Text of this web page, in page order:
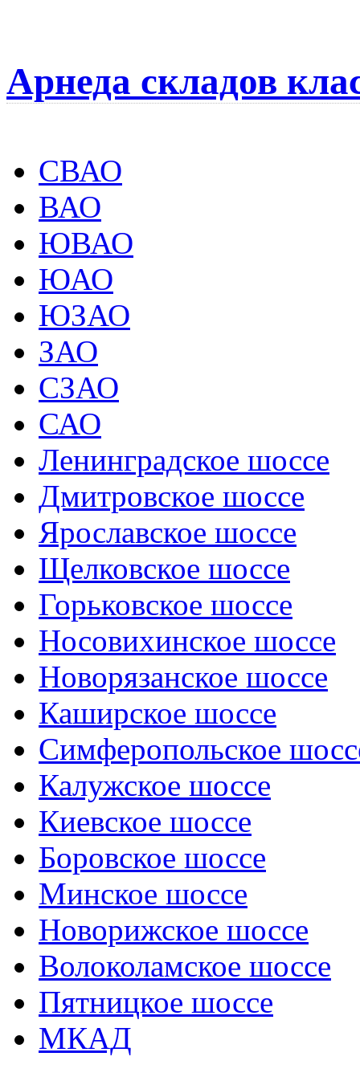
Арнеда складов
СВАО
ВАО
ЮВАО
ЮАО
ЮЗАО
ЗАО
СЗАО
САО
Ленинградское шоссе
Дмитровское шоссе
Ярославское шоссе
Щелковское шоссе
Горьковское шоссе
Носовихинское шоссе
Новорязанское шоссе
Каширское шоссе
Симферопольское
Калужское шоссе
Киевское шоссе
Боровское шоссе
Минское шоссе
Новорижское шоссе
Волоколамское шоссе
Пятницкое шоссе
МКАД